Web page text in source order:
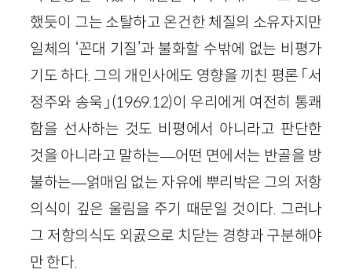
했듯이 그는 소탈하고 온건한 체질의 소유자지만
일체의 ‘꼰대 기질’과 불화할 수밖에 없는 비평가
기도 하다. 그의 개인사에도 영향을 끼친 평론 「서
정주와 송욱」(1969.12)이 우리에게 여전히 통쾌
함을 선사하는 것도 비평에서 아니라고 판단한
것을 아니라고 말하는—어떤 면에서는 반골을 방
불하는—얽매임 없는 자유에 뿌리박은 그의 저항
의식이 깊은 울림을 주기 때문일 것이다. 그러나
그 저항의식도 외곬으로 치닫는 경향과 구분해야
만 한다.